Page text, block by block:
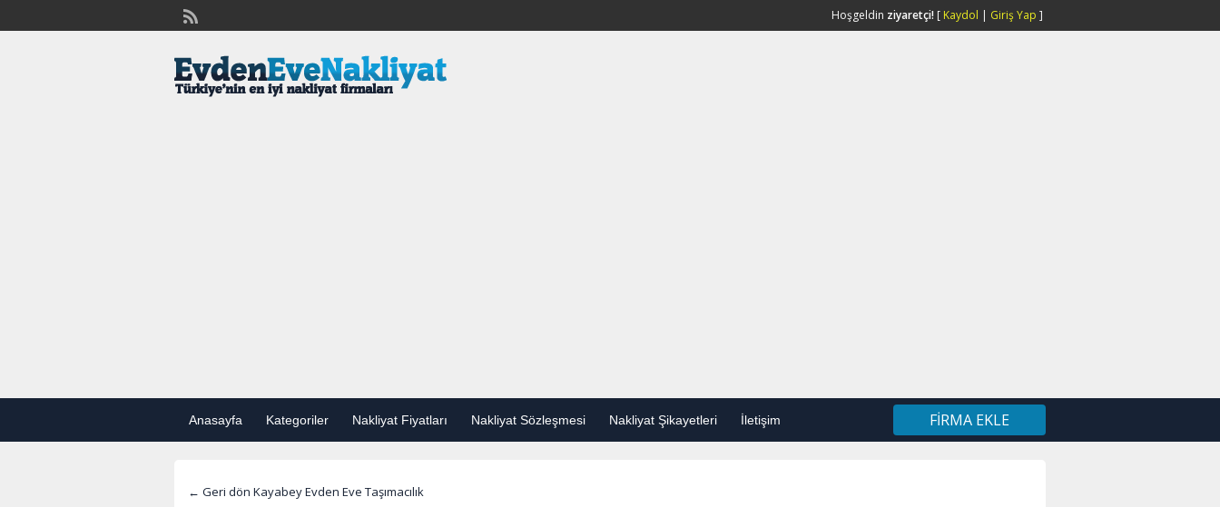
Hoşgeldin ziyaretçi! [ Kaydol | Giriş Yap ]
Anasayfa Kategoriler Nakliyat Fiyatları Nakliyat Sözleşmesi Nakliyat Şikayetleri İletişim FIRMA EKLE
← Geri dön Kayabey Evden Eve Taşımacılık